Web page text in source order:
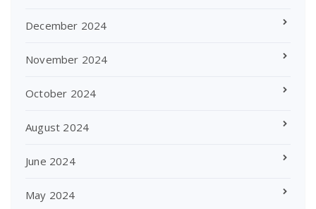
December 2024
November 2024
October 2024
August 2024
June 2024
May 2024